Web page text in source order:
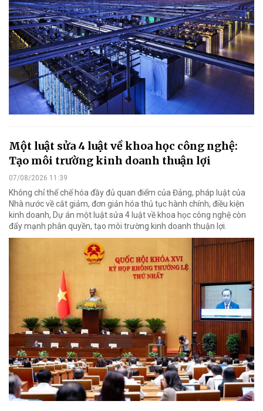
Một luật sửa 4 luật về khoa học công nghệ:
Tạo môi trường kinh doanh thuận lợi
07/08/2026 11:39
Không chỉ thể chế hóa đầy đủ quan điểm của Đảng, pháp luật của
Nhà nước về cắt giảm, đơn giản hóa thủ tục hành chính, điều kiện
kinh doanh, Dự án một luật sửa 4 luật về khoa học công nghệ còn
đẩy mạnh phân quyền, tạo môi trường kinh doanh thuận lợi.